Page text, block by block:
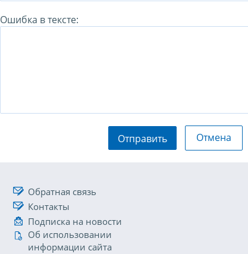
Ошибка в тексте:
Отправить Отмена
Обратная связь
Контакты
Подписка на новости
Об использовании
информации сайта